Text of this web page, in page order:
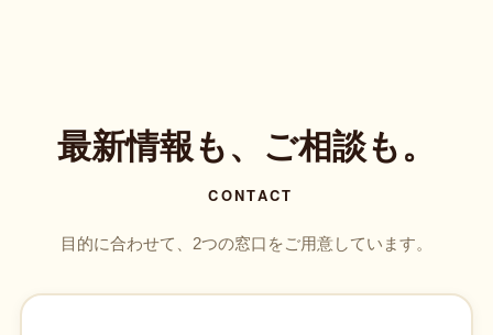
最新情報も、ご相談も。
CONTACT
目的に合わせて、2つの窓口をご用意しています。